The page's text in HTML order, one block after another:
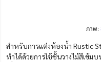
ภาพ:
สำหรับการแต่งห้องน้ำ Rustic
ทำได้ด้วยการใช้ชั้นวางไม้สีเข้ม